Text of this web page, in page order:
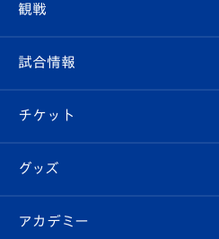
クラブ
試合情報
チケット
イベント
クラブ概要
エンブレム紹介
スタッフプロフィール
観戦
観戦ルール
はじめての観戦ガイド
Revive Team
試合情報
試合日程/結果
フォトギャラリー
チケット
チケット
グッズ
オンラインショップ
アカデミー